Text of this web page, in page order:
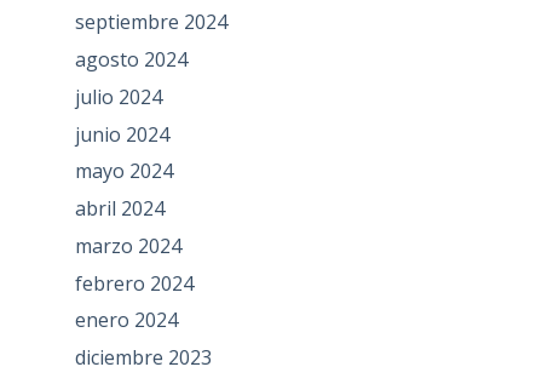
septiembre 2024
agosto 2024
julio 2024
junio 2024
mayo 2024
abril 2024
marzo 2024
febrero 2024
enero 2024
diciembre 2023